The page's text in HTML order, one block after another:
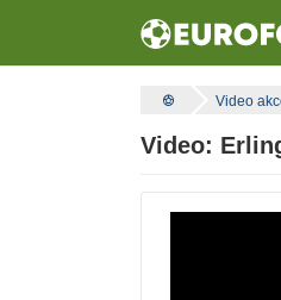
Video
Video: